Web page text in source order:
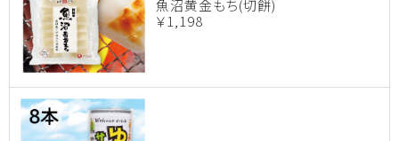
魚沼黄金もち(切餅)
￥1,198